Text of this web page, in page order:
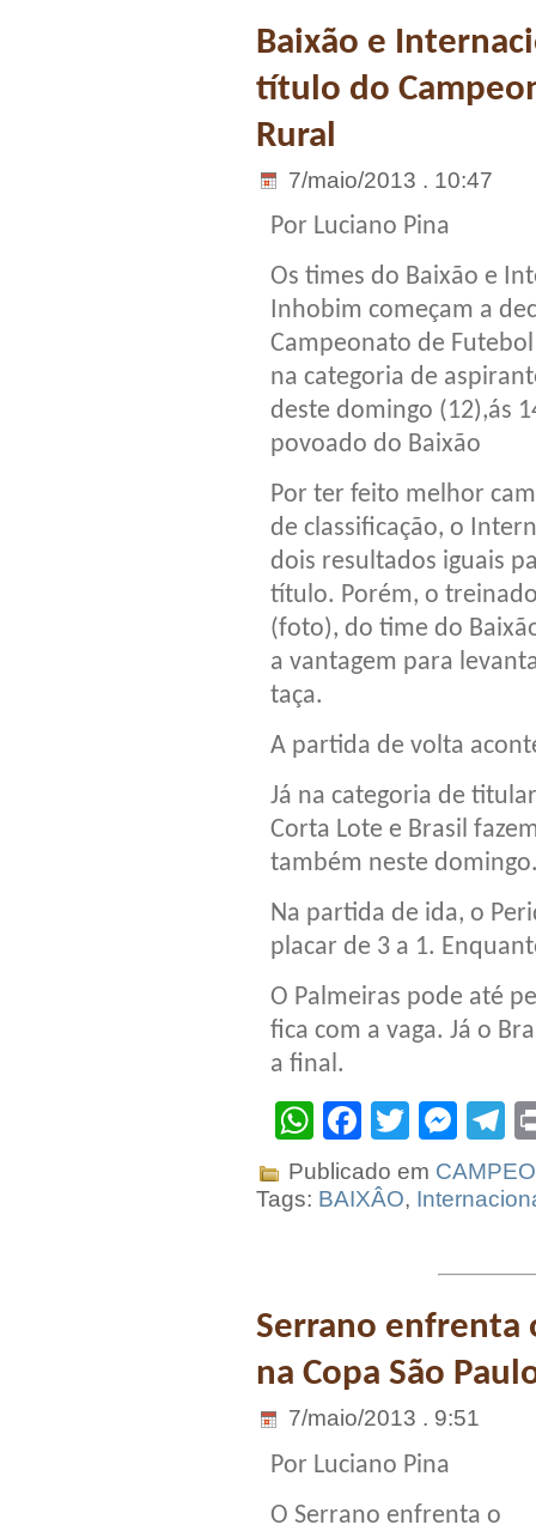
Baixão e
título do
Rural
7/maio/2013 . 10:47
Por Luciano Pina
Os times do Baixão e
Inhobim começam a
Campeonato de
na categoria de
deste domingo (12),ás
povoado do Baixão
Por ter feito melhor
de classificação, o
dois resultados iguais
título. Porém, o
(foto), do time do
a vantagem para
taça.
A partida de volta
Já na categoria de
Corta Lote e Brasil
também neste
Na partida de ida, o
placar de 3 a 1.
O Palmeiras pode até
fica com a vaga. Já o
a final.
WhatsApp
Facebook
Twitter
Publicado em
Tags: BAIXÂO,
Serrano enfrenta
na Copa São
7/maio/2013 . 9:51
Por Luciano Pina
O Serrano enfrenta o